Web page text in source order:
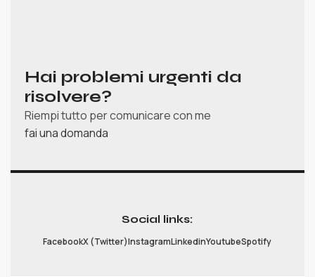
Hai problemi urgenti da
risolvere?
Riempi tutto per comunicare con me
fai una domanda
Social links:
FacebookX (Twitter)InstagramLinkedinYoutubeSpotify